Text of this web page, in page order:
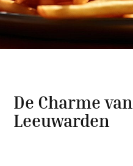
De Charme
Leeuwarden